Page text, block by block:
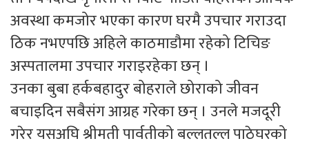
अवस्था कमजोर भएका कारण घरमै उपचार गराउदा
ठिक नभएपछि अहिले काठमाडौमा रहेको टिचिङ
अस्पतालमा उपचार गराइरहेका छन् ।
उनका बुबा हर्कबहादुर बोहराले छोराको जीवन
बचाइदिन सबैसंग आग्रह गरेका छन् । उनले मजदूरी
गरेर यसअघि श्रीमती पार्वतीको बल्लतल्ल पाठेघरको